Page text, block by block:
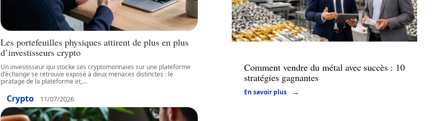
Les portefeuilles physiques attirent de plus en plus
d’investisseurs crypto
Un investisseur qui stocke ses cryptomonnaies sur une plateforme
d'échange se retrouve exposé à deux menaces distinctes : le
piratage de la plateforme et,…
Crypto 11/07/2026
Finance
Comment vendre du métal avec succès : 10
stratégies gagnantes
En savoir plus